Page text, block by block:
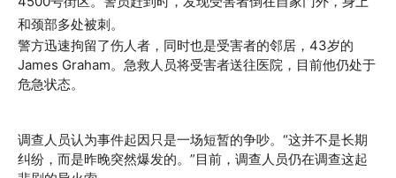
和颈部多处被刺。
警方迅速拘留了伤人者，同时也是受害者的邻居，43岁的
James Graham。急救人员将受害者送往医院，目前他仍处于
危急状态。
调查人员认为事件起因只是一场短暂的争吵。“这并不是长期
纠纷，而是昨晚突然爆发的。”目前，调查人员仍在调查这起